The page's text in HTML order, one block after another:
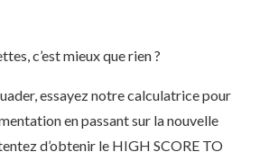
c’est mieux que rien ?
essayez notre calculatrice pour
en passant sur la nouvelle
d’obtenir le HIGH SCORE TO